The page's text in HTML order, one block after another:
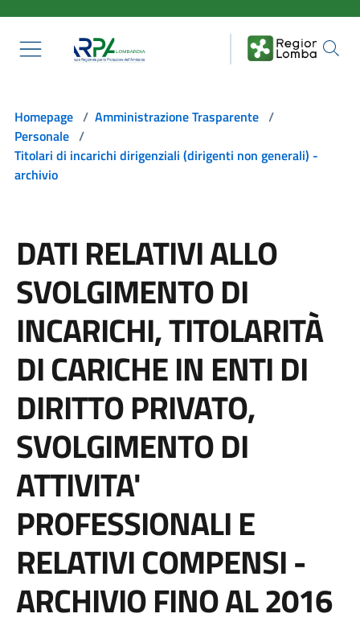
Homepage / Amministrazione Trasparente /
Personale /
Titolari di incarichi dirigenziali (dirigenti non generali) -
archivio
DATI RELATIVI ALLO
SVOLGIMENTO DI
INCARICHI, TITOLARITÀ
DI CARICHE IN ENTI DI
DIRITTO PRIVATO,
SVOLGIMENTO DI
ATTIVITA'
PROFESSIONALI E
RELATIVI COMPENSI -
ARCHIVIO FINO AL 2016